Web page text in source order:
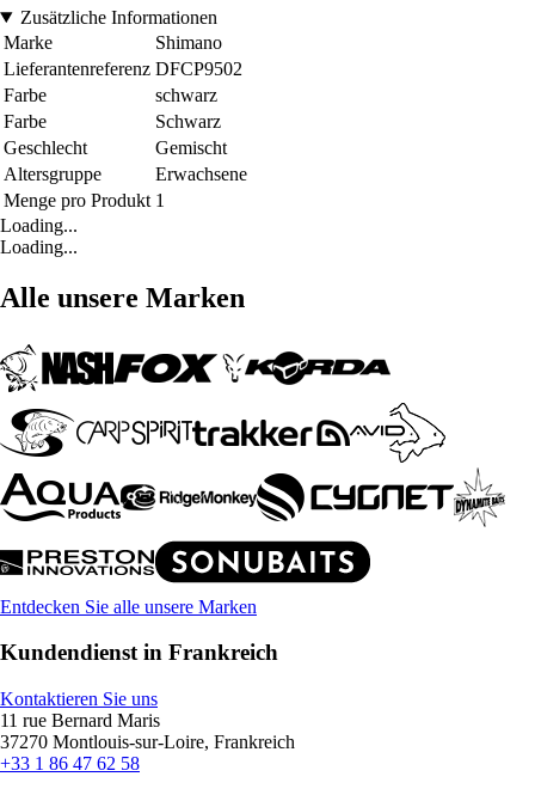
Zusätzliche Informationen
Marke
Shimano
Lieferantenreferenz DFCP9502
Farbe
schwarz
Farbe
Schwarz
Geschlecht
Gemischt
Altersgruppe
Erwachsene
Menge pro Produkt 1
Loading...
Loading...
Alle unsere Marken
Entdecken Sie alle unsere Marken
Kundendienst in Frankreich
Kontaktieren Sie uns
11 rue Bernard Maris
37270 Montlouis-sur-Loire, Frankreich
+33 1 86 47 62 58